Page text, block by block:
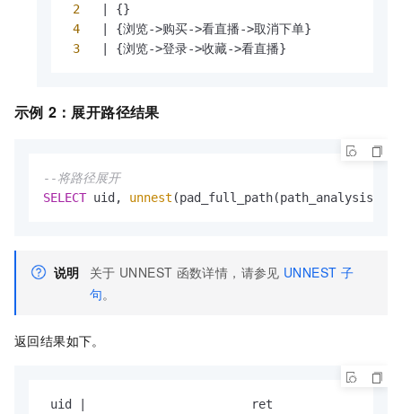
2
{}
4
{浏览->购买->看直播->取消下单}
3
{浏览->登录->收藏->看直播}
示例 2：展开路径结果
--将路径展开
SELECT uid, unnest
说明 关于 UNNEST 函数详情，请参见 UNNEST 子
句。
返回结果如下。
uid |